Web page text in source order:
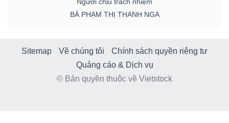
BÀ PHẠM THỊ THANH NGA
Sitemap Về chúng tôi
Chính sách quyền riêng tư
Quảng cáo & Dịch vụ
© Bản quyền thuộc về Vietstock